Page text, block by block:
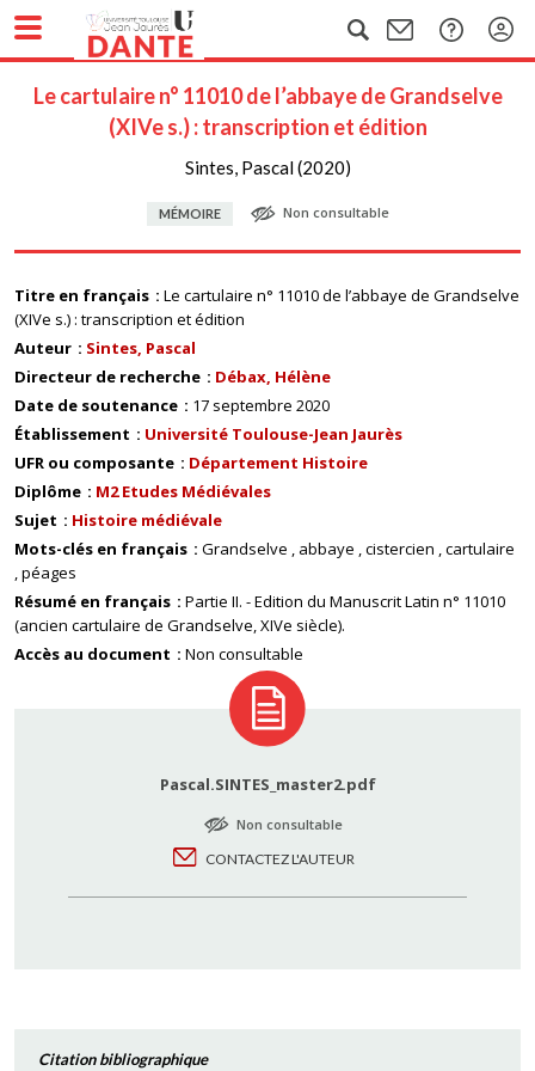
Le cartulaire n° 11010 de l’abbaye de Grandselve
(XIVe s.) : transcription et édition
Sintes, Pascal (2020)
MÉMOIRE Non consultable
Titre en français
Le cartulaire n° 11010 de l’abbaye de Grandselve
(XIVe s.) : transcription et édition
Auteur
Sintes, Pascal
Directeur de recherche
Débax, Hélène
Date de soutenance
17 septembre 2020
Établissement
Université Toulouse-Jean Jaurès
UFR ou composante
Département Histoire
Diplôme
M2 Etudes Médiévales
Sujet
Histoire médiévale
Mots-clés en français
Grandselve abbaye cistercien cartulaire
péages
Résumé en français
Partie II. - Edition du Manuscrit Latin n° 11010
(ancien cartulaire de Grandselve, XIVe siècle).
Accès au document
Non consultable
Pascal.SINTES_master2.pdf
Non consultable
CONTACTEZ L'AUTEUR
Citation bibliographique